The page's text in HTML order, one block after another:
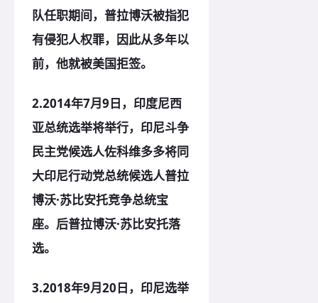
队任职期间，普拉博沃被指犯
有侵犯人权罪，因此从多年以
前，他就被美国拒签。
2.2014年7月9日 ，印度尼西
亚总统选举将举行，印尼斗争
民主党候选人佐科维多多将同
大印尼行动党总统候选人普拉
博沃·苏比安托竞争总统宝
座。后普拉博沃·苏比安托落
选。
3.2018年9月20日 ，印尼选举